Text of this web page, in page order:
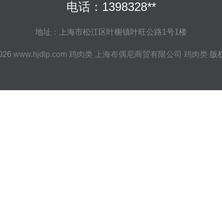
电话：1398328**
地址：上海市松江区叶榭镇叶旺公路1号1楼
www.hjdlp.com 鸡肉类 上海布偶尼商贸有限公司 鸡肉类 版